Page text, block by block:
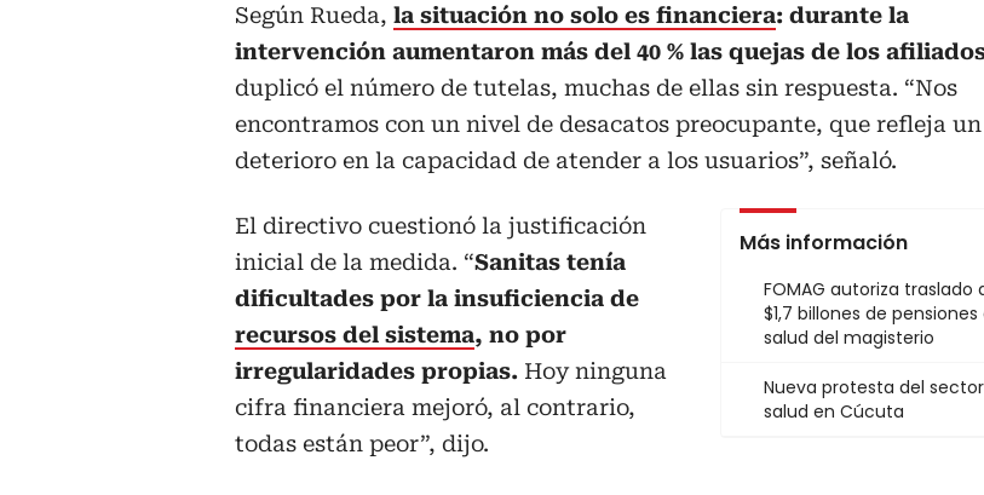
Según Rueda, la situación no solo es financiera: durante la
intervención aumentaron más del 40 % las quejas de los
duplicó el número de tutelas, muchas de ellas sin respuesta. “Nos
encontramos con un nivel de desacatos preocupante, que refleja un
deterioro en la capacidad de atender a los usuarios”, señaló.
Más información
FOMAG autoriza traslado
$1,7 billones de pensiones
salud del magisterio
Nueva protesta del sector
salud en Cúcuta
El directivo cuestionó la justificación
inicial de la medida. “Sanitas tenía
dificultades por la insuficiencia de
recursos del sistema, no por
irregularidades propias. Hoy ninguna
cifra financiera mejoró, al contrario,
todas están peor”, dijo.